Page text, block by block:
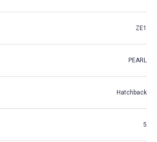
ZE1
PEARL
Hatchback
5